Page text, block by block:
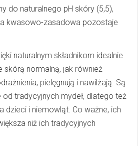
do naturalnego pH skóry (5,5),
kwasowo-zasadowa pozostaje
naturalnym składnikom idealnie
skórą normalną, jak również
pielęgnują i nawilżają. Są
od tradycyjnych mydeł, dlatego też
dzieci i niemowląt. Co ważne, ich
niż ich tradycyjnych